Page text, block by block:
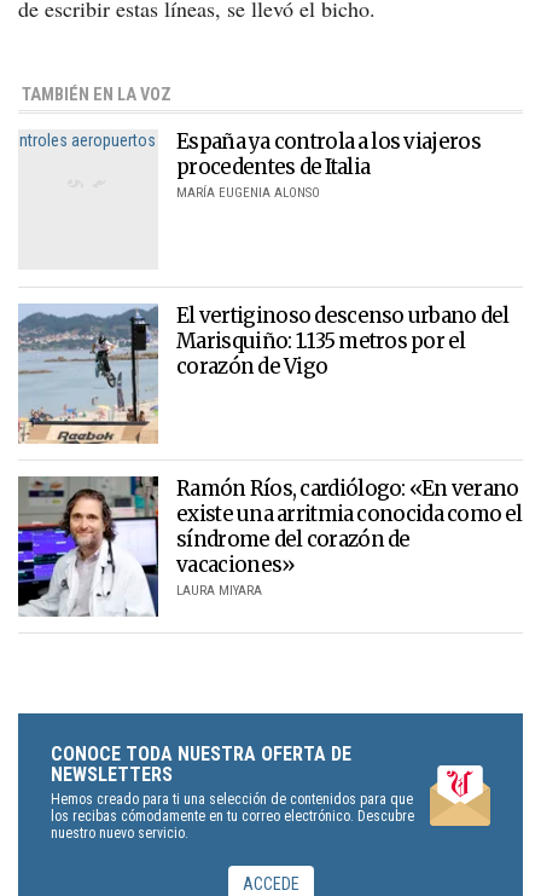
de escribir estas líneas, se llevó el bicho.
TAMBIÉN EN LA VOZ
España ya controla a los viajeros
procedentes de Italia
MARÍA EUGENIA ALONSO
El vertiginoso descenso urbano del
Marisquiño: 1.135 metros por el
corazón de Vigo
Ramón Ríos, cardiólogo: «En verano
existe una arritmia conocida como el
síndrome del corazón de
vacaciones»
LAURA MIYARA
CONOCE TODA NUESTRA OFERTA DE
NEWSLETTERS
Hemos creado para ti una selección de contenidos para que
los recibas cómodamente en tu correo electrónico. Descubre
nuestro nuevo servicio.
ACCEDE